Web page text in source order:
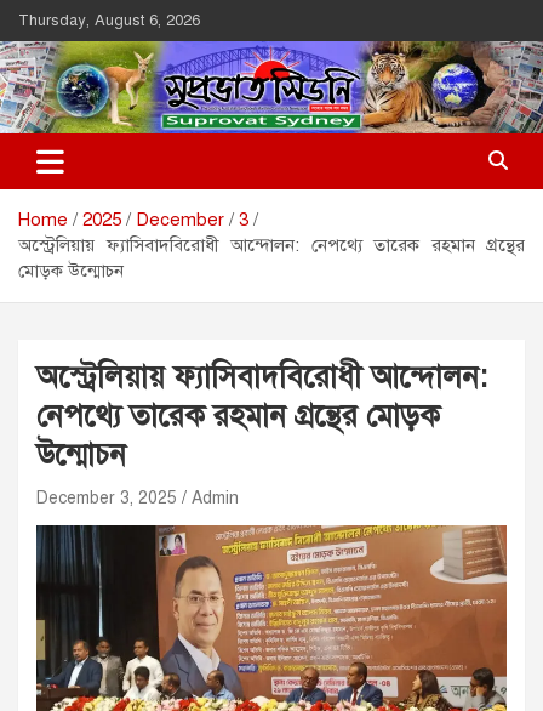
Skip
to
content
Thursday, August 6, 2026
Suprovat Sydney
The Leading Bangladesh Community Newspaper In Australia
Home 2025 December
3
অস্ট্রেলিয়ায় ফ্যাসিবাদবিরোধী আন্দোলন: নেপথ্যে তারেক রহমান গ্রন্থের
মোড়ক উন্মোচন
অস্ট্রেলিয়ায় ফ্যাসিবাদবিরোধী আন্দোলন:
নেপথ্যে তারেক রহমান গ্রন্থের মোড়ক
উন্মোচন
December 3, 2025 Admin